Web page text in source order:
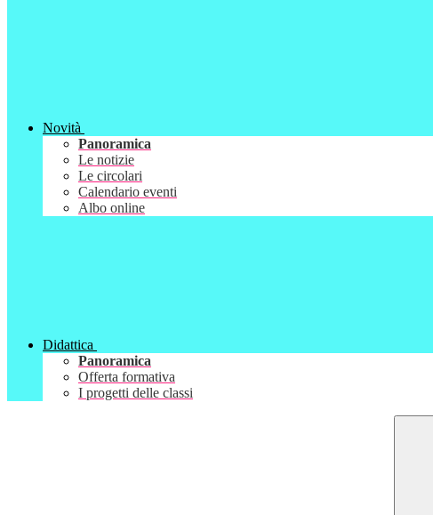
Novità
Panoramica
Le notizie
Le circolari
Calendario eventi
Albo online
Didattica
Panoramica
Offerta formativa
I progetti delle classi